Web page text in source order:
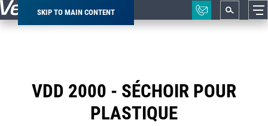
SKIP TO MAIN CONTENT
Breadcrumb
VDD 2000 - SÉCHOIR POUR
PLASTIQUE